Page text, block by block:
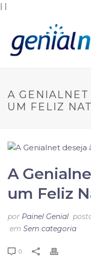
| |
A
UM FELIZ
A
um Feliz
por Painel Genial
em Sem categoria
0